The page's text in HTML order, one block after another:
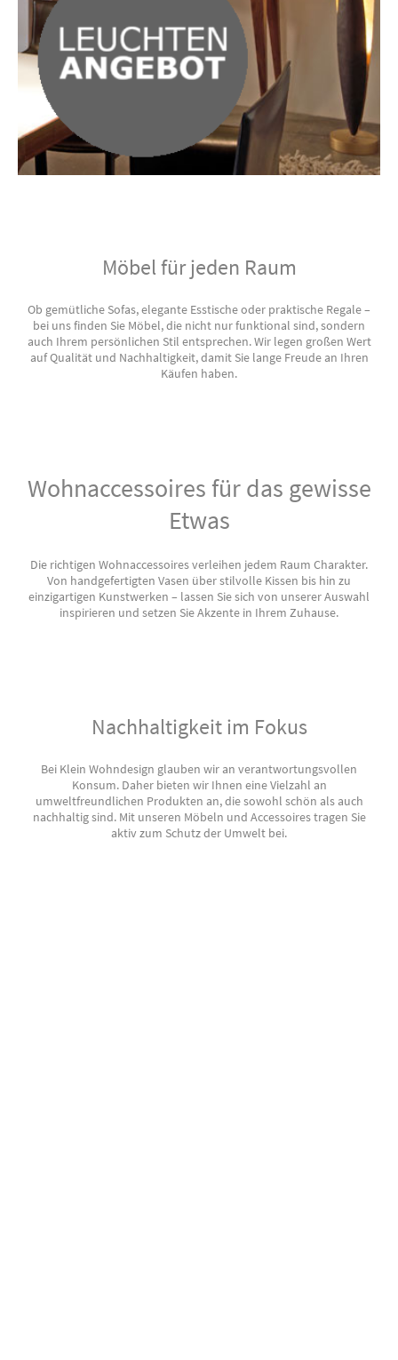
Möbel für jeden Raum
Ob gemütliche Sofas, elegante Esstische oder praktische Regale –
bei uns finden Sie Möbel, die nicht nur funktional sind, sondern
auch Ihrem persönlichen Stil entsprechen. Wir legen großen Wert
auf Qualität und Nachhaltigkeit, damit Sie lange Freude an Ihren
Käufen haben.
Wohnaccessoires für das gewisse
Etwas
Die richtigen Wohnaccessoires verleihen jedem Raum Charakter.
Von handgefertigten Vasen über stilvolle Kissen bis hin zu
einzigartigen Kunstwerken – lassen Sie sich von unserer Auswahl
inspirieren und setzen Sie Akzente in Ihrem Zuhause.
Nachhaltigkeit im Fokus
Bei Klein Wohndesign glauben wir an verantwortungsvollen
Konsum. Daher bieten wir Ihnen eine Vielzahl an
umweltfreundlichen Produkten an, die sowohl schön als auch
nachhaltig sind. Mit unseren Möbeln und Accessoires tragen Sie
aktiv zum Schutz der Umwelt bei.